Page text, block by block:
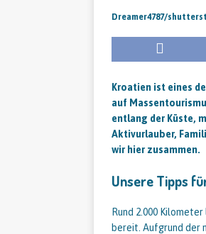
Dreamer4787/
Kroatien ist eines
auf
entlang der Küste,
Aktivurlauber,
wir hier zusammen.
Unsere Tipps
Rund 2.000
bereit. Aufgrund der